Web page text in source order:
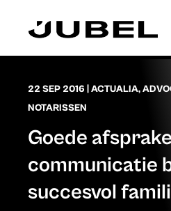
22 SEP 2016 ACTUALIA,
NOTARISSEN
Goede
communicatie
succesvol